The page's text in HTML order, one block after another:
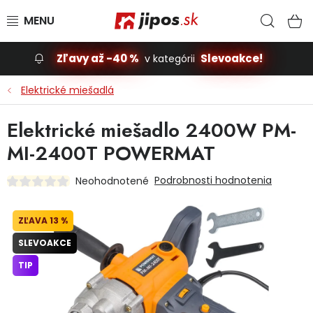
Slevoakce
Stavba, dom
Dielňa
Príslušenstvo pre automobily
Vybavenie a hračky pre deti
Domácnosť
Zľavy až -40 % v kategórii Slevoakce!
Elektrické miešadlá
Elektrické miešadlo 2400W PM-
MI-2400T POWERMAT
Neohodnotené Podrobnosti hodnotenia
13 %
SLEVOAKCE
TIP